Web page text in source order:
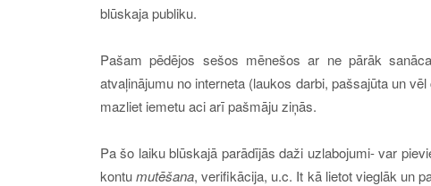
blūskaja publiku.
Pašampēdējos sešos mēnešosar ne pārāk
atvaļinājumu no interneta (laukos darbi, pašsajūta un
mazliet iemetu aci arī pašmāju ziņās.
Pa šo laiku blūskajā parādījās daži uzlabojumi- var
kontumutēšana, verifikācija, u.c. It kā lietot vieglāk un